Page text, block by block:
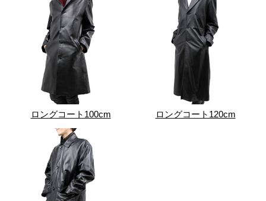
ロングコート100cm ロングコート120cm